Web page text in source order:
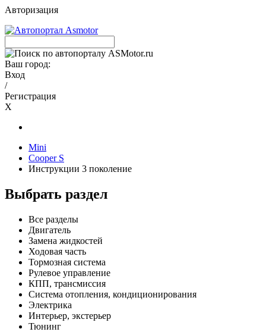
Авторизация
Ваш город:
Вход
/
Регистрация
X
Mini
Cooper S
Инструкции 3 поколение
Выбрать раздел
Все разделы
Двигатель
Замена жидкостей
Ходовая часть
Тормозная система
Рулевое управление
КПП, трансмиссия
Система отопления, кондиционирования
Электрика
Интерьер, экстерьер
Тюнинг